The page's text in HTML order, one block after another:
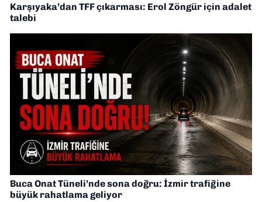
Karşıyaka’dan TFF çıkarması: Erol Zöngür için adalet
talebi
Buca Onat Tüneli’nde sona doğru: İzmir trafiğine
büyük rahatlama geliyor